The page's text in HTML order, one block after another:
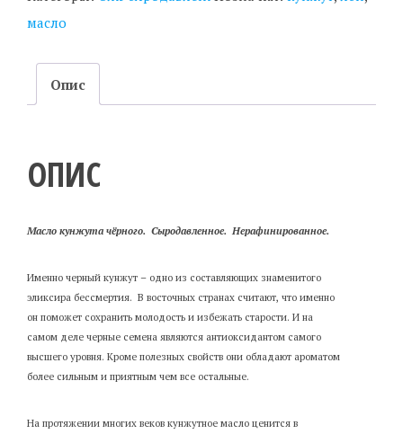
масло
Опис
ОПИС
Масло кунжута чёрного. Сыродавленное. Нерафинированное.
Именно черный кунжут – одно из составляющих знаменитого
эликсира бессмертия. В восточных странах считают, что именно
он поможет сохранить молодость и избежать старости. И на
самом деле черные семена являются антиоксидантом самого
высшего уровня. Кроме полезных свойств они обладают ароматом
более сильным и приятным чем все остальные.
На протяжении многих веков кунжутное масло ценится в